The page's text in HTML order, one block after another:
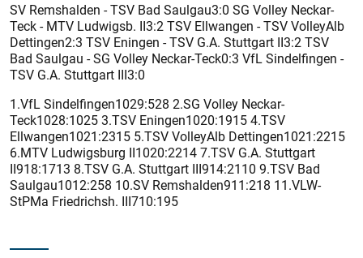
SV Remshalden - TSV Bad Saulgau3:0 SG Volley Neckar-
Teck - MTV Ludwigsb. II3:2 TSV Ellwangen - TSV VolleyAlb
Dettingen2:3 TSV Eningen - TSV G.A. Stuttgart II3:2 TSV
Bad Saulgau - SG Volley Neckar-Teck0:3 VfL Sindelfingen -
TSV G.A. Stuttgart III3:0
1.VfL Sindelfingen1029:528 2.SG Volley Neckar-
Teck1028:1025 3.TSV Eningen1020:1915 4.TSV
Ellwangen1021:2315 5.TSV VolleyAlb Dettingen1021:2215
6.MTV Ludwigsburg II1020:2214 7.TSV G.A. Stuttgart
II918:1713 8.TSV G.A. Stuttgart III914:2110 9.TSV Bad
Saulgau1012:258 10.SV Remshalden911:218 11.VLW-
StPMa Friedrichsh. III710:195